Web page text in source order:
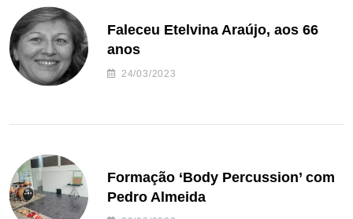
Faleceu Etelvina Araújo, aos 66
anos
24/03/2023
Formação ‘Body Percussion’ com
Pedro Almeida